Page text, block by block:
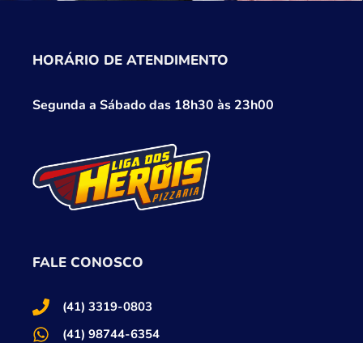
HORÁRIO DE ATENDIMENTO
Segunda a Sábado das 18h30 às 23h00
FALE CONOSCO
(41) 3319-0803
(41) 98744-6354